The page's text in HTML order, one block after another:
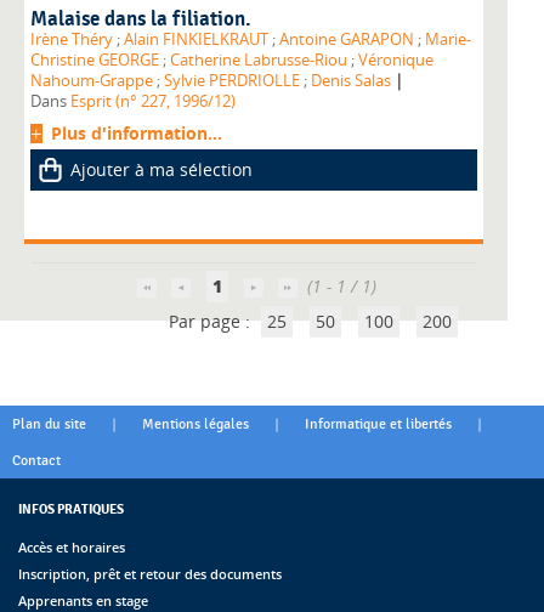
Malaise dans la filiation.
Irène Théry ;Alain FINKIELKRAUT ;Antoine GARAPON ; Marie-
Christine GEORGE ;Catherine Labrusse-Riou ;Véronique
Nahoum-Grappe ;Sylvie PERDRIOLLE ; Denis Salas |
Dans Esprit (n° 227, 1996/12)
Plus d'information...
Ajouter à ma sélection
1
(1 - 1 / 1)
Par page : 25 50 100 200
Plan du site | Mentions légales | Informatique et libertés |
Contact
INFOS PRATIQUES
Accès et horaires
Inscription, prêt et retour des documents
Apprenants en stage